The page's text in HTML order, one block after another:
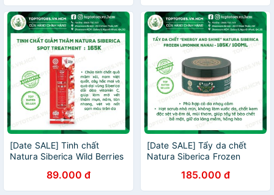
[Date SALE] Tinh chất
Natura Siberica Wild Berries
mụn, nám, tàn nhang
89.000 đ
[Date SALE] Tẩy da chết
Natura Siberica Frozen
Shine" cho da láng mịn,
căng bóng, hồng hào
185.000 đ